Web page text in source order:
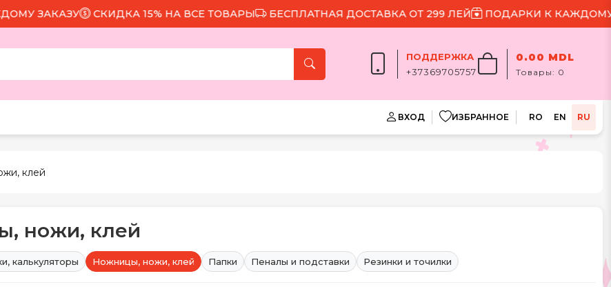
СКИДКА 15% НА ВСЕ ТОВАРЫ БЕСПЛАТНАЯ ДОСТАВКА ОТ 299 ЛЕЙ ПОДАРКИ К КАЖДОМУ
ПОДДЕРЖКА
+37369705757
0.00 MDL
Товары: 0
ВХОД ИЗБРАННОЕ RO EN RU
клей
ножи, клей
калькуляторы Ножницы, ножи, клей Папки Пеналы и подставки Резинки и точилки